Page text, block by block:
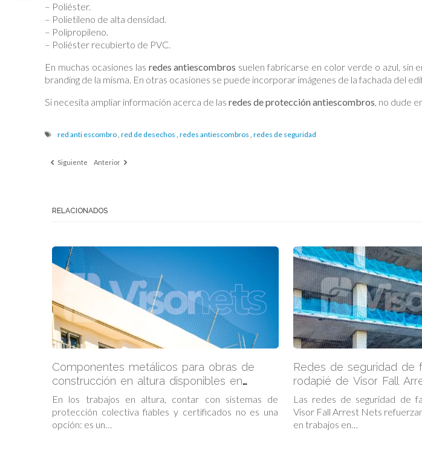
– Poliéster.
– Polietileno de alta densidad.
– Polipropileno.
– Poliéster recubierto de PVC.
En muchas ocasiones las redes antiescombros suelen fabricarse en color verde o azul, sin
branding de la misma. En otras ocasiones se puede incorporar imágenes de la fachada del
Si necesita ampliar información acerca de las redes de protección antiescombros, no dude
red anti escombro, red de desechos , redes antiescombros , redes de seguridad
Siguiente Anterior
RELACIONADOS
Componentes metálicos para obras de
construcción en altura disponibles en
Visornets
En los trabajos en altura, contar con sistemas de
protección colectiva fiables y certificados no es una
opción: es un…
Redes de seguridad de
rodapié de Visor Fall
Protección completa en
Las redes de seguridad de
Visor Fall Arrest Nets
en trabajos en…